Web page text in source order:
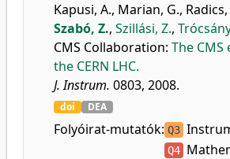
Kapusi, A., Marian, G., Radics,
Szabó, Z., Szillási, Z.,
CMS Collaboration: The
the CERN LHC.
J. Instrum. 0803, 2008.
doi DEA
Folyóirat-mutatók: Q3
Q4